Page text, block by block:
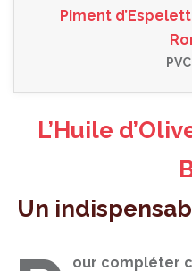
Piment
L’Huile
Un
our compléter